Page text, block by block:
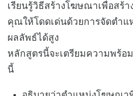
เรียนรู้วิธีสร้างโฆษณาเพื่อสร้า
คุณให้โดดเด่นด้วยการจัดตำ
ผลลัพธ์ได้สูง
หลักสูตรนี้จะเตรียมความพร้อ
นี้